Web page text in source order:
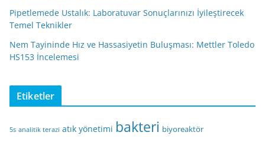
Pipetlemede Ustalık: Laboratuvar Sonuçlarınızı İyileştirecek
Temel Teknikler
Nem Tayininde Hız ve Hassasiyetin Buluşması: Mettler Toledo
HS153 İncelemesi
Etiketler
5s analitik terazi atık yönetimi bakteri biyoreaktör